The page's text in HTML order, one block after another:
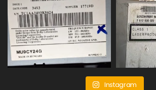
Instagram